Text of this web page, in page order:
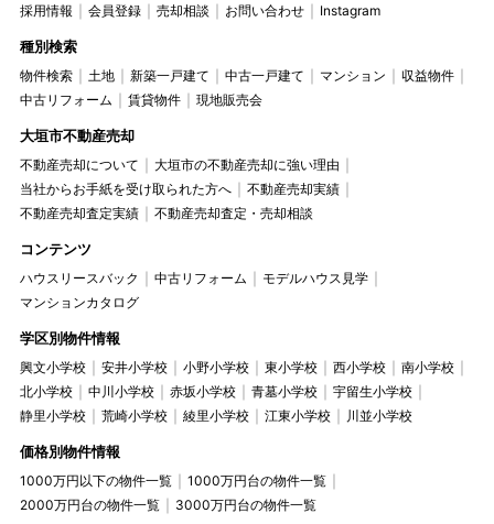
採用情報
会員登録 売却相談 お問い合わせ Instagram
種別検索
物件検索 土地 新築一戸建て 中古一戸建て マンション
収益物件
中古リフォーム
賃貸物件 現地販売会
大垣市不動産売却
不動産売却について
大垣市の不動産売却に強い理由
当社からお手紙を受け取られた方へ
不動産売却実績
不動産売却査定実績
不動産売却査定・売却相談
コンテンツ
ハウスリースバック 中古リフォーム
モデルハウス見学
マンションカタログ
学区別物件情報
興文小学校 安井小学校 小野小学校 東小学校 西小学校
南小学校
北小学校
中川小学校 赤坂小学校 青墓小学校
宇留生小学校
静里小学校
荒崎小学校 綾里小学校 江東小学校 川並小学校
価格別物件情報
1000万円以下の物件一覧
1000万円台の物件一覧
2000万円台の物件一覧
3000万円台の物件一覧